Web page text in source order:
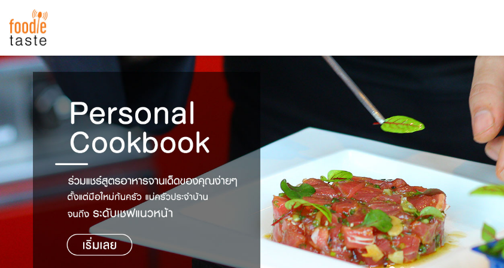
สูตรอาหาร
สูตรอาหารล่าสุด
Top Foodie
พาไปชิม
สารพันก้นครัว
เคล็ดลับน่ารู้
เปรียบเทียบหน่วยการตวง
เปรียบเทียบอุณหภูมิ
เปรียบเทียบน้ำหนักวัตถุดิบ
FoodPedia
สร้าง Cookbook